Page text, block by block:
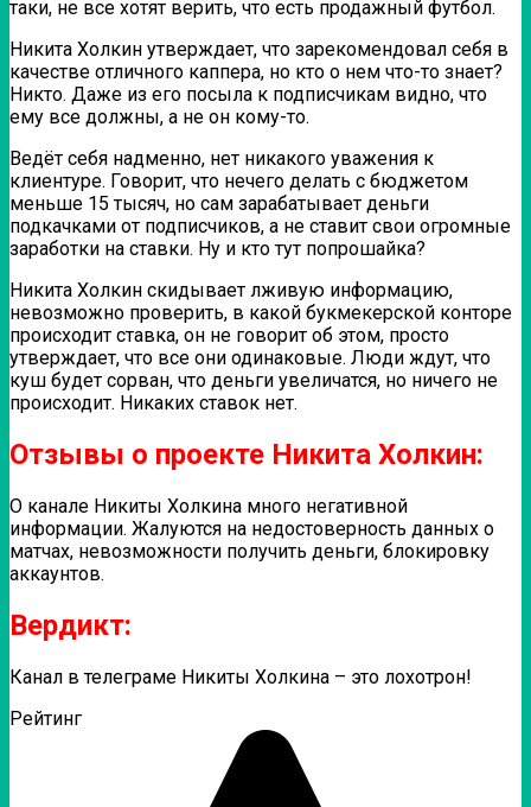
таки, не все хотят верить, что есть продажный футбол.
Никита Холкин утверждает, что зарекомендовал себя в
качестве отличного каппера, но кто о нем что-то знает?
Никто. Даже из его посыла к подписчикам видно, что
ему все должны, а не он кому-то.
Ведёт себя надменно, нет никакого уважения к
клиентуре. Говорит, что нечего делать с бюджетом
меньше 15 тысяч, но сам зарабатывает деньги
подкачками от подписчиков, а не ставит свои огромные
заработки на ставки. Ну и кто тут попрошайка?
Никита Холкин скидывает лживую информацию,
невозможно проверить, в какой букмекерской конторе
происходит ставка, он не говорит об этом, просто
утверждает, что все они одинаковые. Люди ждут, что
куш будет сорван, что деньги увеличатся, но ничего не
происходит. Никаких ставок нет.
Отзывы о проекте Никита Холкин:
О канале Никиты Холкина много негативной
информации. Жалуются на недостоверность данных о
матчах, невозможности получить деньги, блокировку
аккаунтов.
Вердикт:
Канал в телеграме Никиты Холкина – это лохотрон!
Рейтинг